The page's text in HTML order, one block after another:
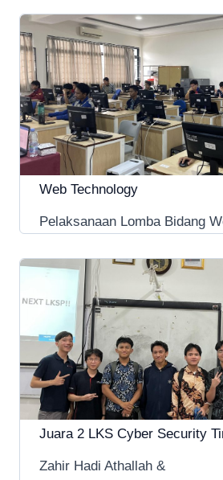
Web Technology
Pelaksanaan Lomba Bidang
Juara 2 LKS Cyber Security
Zahir Hadi Athallah &